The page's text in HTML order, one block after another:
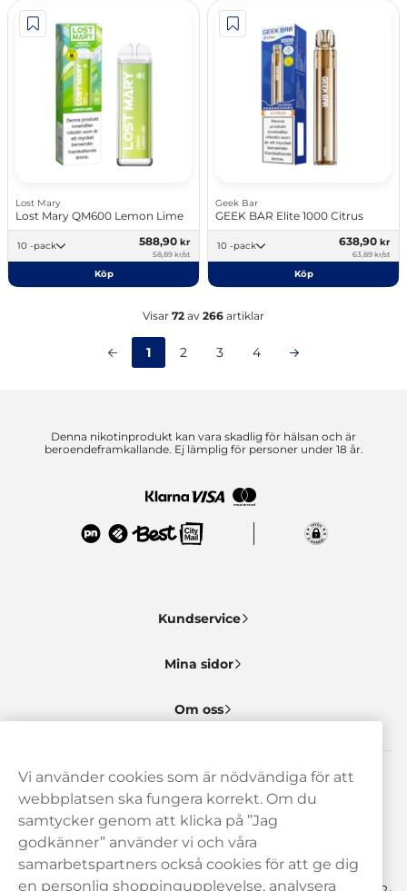
Lost Mary
Lost Mary QM600 Lemon Lime
10 -pack 588,90 kr
58,89 kr/st
Köp
Geek Bar
GEEK BAR Elite 1000 Citrus
10 -pack 638,90 kr
63,89 kr/st
Köp
Visar 72 av 266 artiklar
1 2 3 4
Denna nikotinprodukt kan vara skadlig för hälsan och är
beroendeframkallande. Ej lämplig för personer under 18 år.
Behöver du hjälp? Kontakta oss gärna!
hej@haypp.com
08 517 910 97
Kundservice
Mina sidor
Om oss
Vi använder cookies som är nödvändiga för att
webbplatsen ska fungera korrekt. Om du
samtycker genom att klicka på ”Jag
godkänner” använder vi och våra
samarbetspartners också cookies för att ge dig
en personlig shoppingupplevelse, analysera